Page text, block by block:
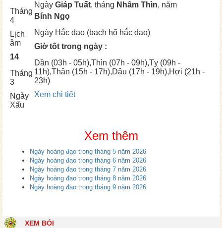
Tháng
4
Lịch
âm
14
Tháng
3
Ngày
Xấu
Ngày Giáp Tuất, tháng Nhâm Thìn, năm
Bính Ngọ
Ngày Hắc đạo (bạch hổ hắc đạo)
Giờ tốt trong ngày :
Dần (03h - 05h),Thìn (07h - 09h),Tỵ (09h -
11h),Thân (15h - 17h),Dậu (17h - 19h),Hợi (21h -
23h)
Xem chi tiết
Xem thêm
Ngày hoàng đạo trong tháng 5 năm 2026
Ngày hoàng đạo trong tháng 6 năm 2026
Ngày hoàng đạo trong tháng 7 năm 2026
Ngày hoàng đạo trong tháng 8 năm 2026
Ngày hoàng đạo trong tháng 9 năm 2026
XEM BÓI